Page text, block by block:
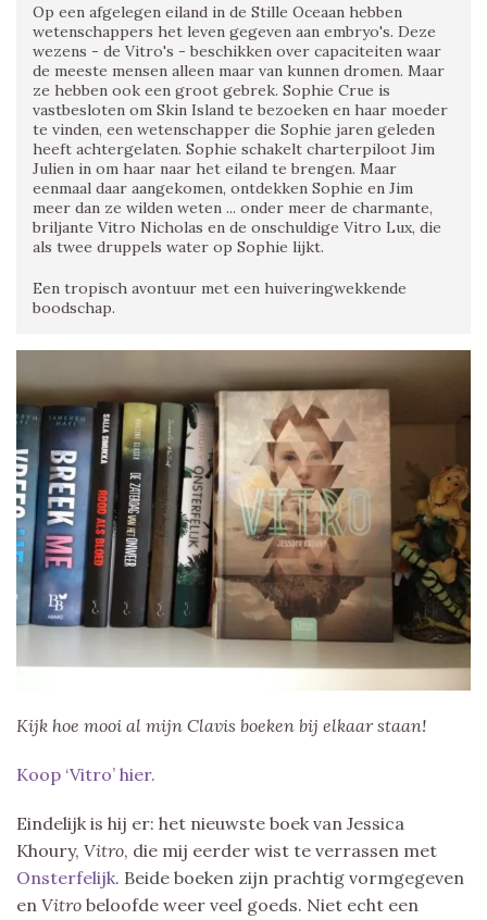
Op een afgelegen eiland in de Stille Oceaan hebben
wetenschappers het leven gegeven aan embryo's. Deze
wezens - de Vitro's - beschikken over capaciteiten waar
de meeste mensen alleen maar van kunnen dromen. Maar
ze hebben ook een groot gebrek. Sophie Crue is
vastbesloten om Skin Island te bezoeken en haar moeder
te vinden, een wetenschapper die Sophie jaren geleden
heeft achtergelaten. Sophie schakelt charterpiloot Jim
Julien in om haar naar het eiland te brengen. Maar
eenmaal daar aangekomen, ontdekken Sophie en Jim
meer dan ze wilden weten ... onder meer de charmante,
briljante Vitro Nicholas en de onschuldige Vitro Lux, die
als twee druppels water op Sophie lijkt.
Een tropisch avontuur met een huiveringwekkende
boodschap.
Kijk hoe mooi al mijn Clavis boeken bij elkaar staan!
Koop ‘Vitro’ hier.
Eindelijk is hij er: het nieuwste boek van Jessica
Khoury, Vitro, die mij eerder wist te verrassen met
Onsterfelijk. Beide boeken zijn prachtig vormgegeven
en Vitro beloofde weer veel goeds. Niet echt een